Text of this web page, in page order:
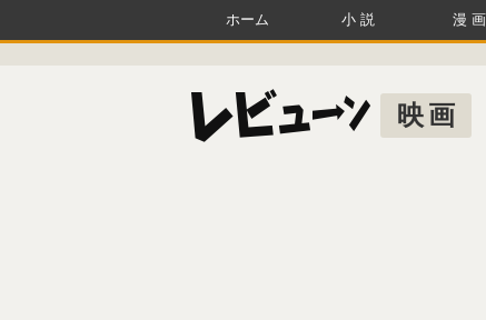
ホーム 小説 漫画
映画